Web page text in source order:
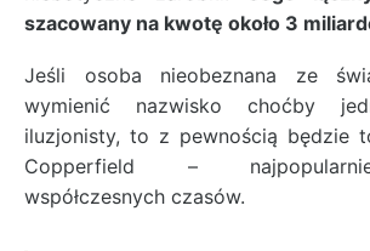
szacowany na kwotę około 3
Jeśli osoba nieobeznana ze
wymienić nazwisko choćby
iluzjonisty, to z pewnością będzie
Copperfield –
współczesnych czasów.